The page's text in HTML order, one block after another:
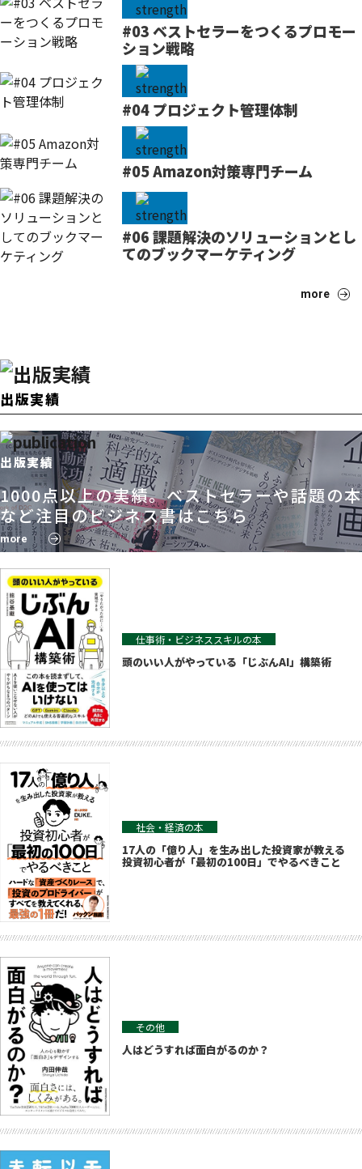
#03 ベストセラーをつくるプロモー
ション戦略
#04 プロジェクト管理体制
#05 Amazon対策専門チーム
#06 課題解決のソリューションとし
てのブックマーケティング
more
出版実績
出版実績
1000点以上の実績。ベストセラーや話題の本
など注目のビジネス書はこちら
more
仕事術・ビジネススキルの本
頭のいい人がやっている「じぶんAI」構築術
社会・経済の本
17人の「億り人」を生み出した投資家が教える
投資初心者が「最初の100日」でやるべきこと
その他
人はどうすれば面白がるのか？